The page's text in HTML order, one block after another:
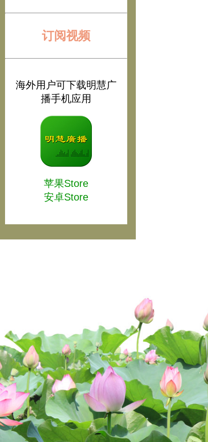
订阅视频
海外用户可下载明慧广
播手机应用
苹果Store
安卓Store